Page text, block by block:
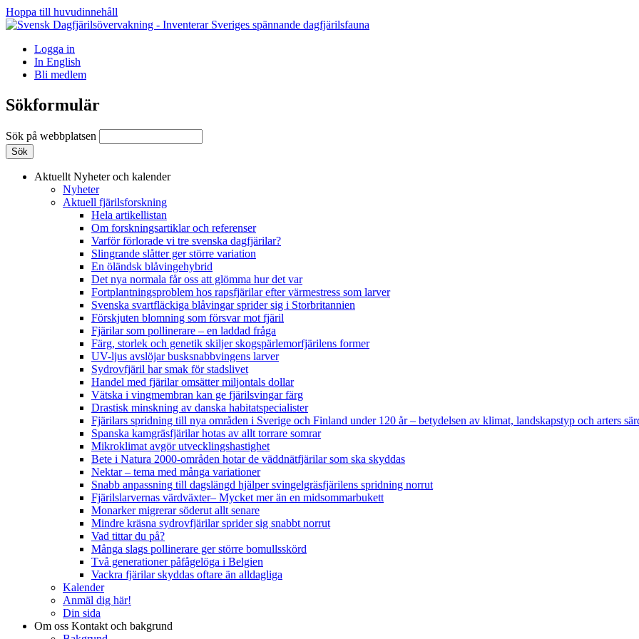
Hoppa till huvudinnehåll
Logga in
In English
Bli medlem
Sökformulär
Sök på webbplatsen
Aktuellt Nyheter och kalender
Nyheter
Aktuell fjärilsforskning
Hela artikellistan
Om forskningsartiklar och referenser
Varför förlorade vi tre svenska dagfjärilar?
Slingrande slåtter ger större variation
En öländsk blåvingehybrid
Det nya normala får oss att glömma hur det var
Fortplantningsproblem hos rapsfjärilar efter värmestress som larver
Svenska svartfläckiga blåvingar sprider sig i Storbritannien
Förskjuten blomning som försvar mot fjäril
Fjärilar som pollinerare – en laddad fråga
Färg, storlek och genetik skiljer skogspärlemorfjärilens former
UV-ljus avslöjar busksnabbvingens larver
Sydrovfjäril har smak för stadslivet
Handel med fjärilar omsätter miljontals dollar
Vätska i vingmembran kan ge fjärilsvingar färg
Drastisk minskning av danska habitatspecialister
Fjärilars spridning till nya områden i Sverige och Finland under 120 år– betydelsen av klimat, landskapstyp och arters
Spanska kamgräsfjärilar hotas av allt torrare somrar
Mikroklimat avgör utvecklingshastighet
Bete i Natura 2000-områden hotar de väddnätfjärilar som ska skyddas
Nektar – tema med många variationer
Snabb anpassning till dagslängd hjälper svingelgräsfjärilens spridning norrut
Fjärilslarvernas värdväxter– Mycket mer än en midsommarbukett
Monarker migrerar söderut allt senare
Mindre kräsna sydrovfjärilar sprider sig snabbt norrut
Vad tittar du på?
Många slags pollinerare ger större bomullsskörd
Två generationer påfågelöga i Belgien
Vackra fjärilar skyddas oftare än alldagliga
Kalender
Anmäl dig här!
Din sida
Om oss Kontakt och bakgrund